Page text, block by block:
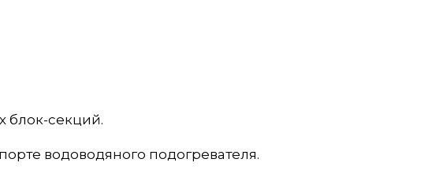
блок-секций.
водоводяного подогревателя.